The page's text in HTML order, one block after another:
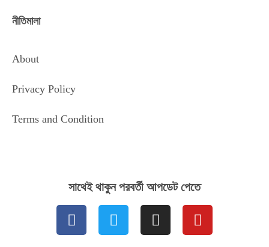
নীতিমালা
About
Privacy Policy
Terms and Condition
সাথেই থাকুন পরবর্তী আপডেট পেতে